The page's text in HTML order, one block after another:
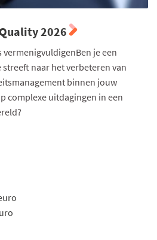
2026
vermenigvuldigenBen je een
naar het verbeteren van
binnen jouw
complexe uitdagingen in een